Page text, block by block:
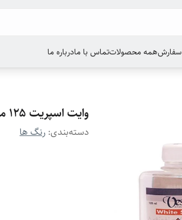
سفارشهمه محصولاتتماس با مادرباره ما
وایت اسپریت ۱۲۵ میل وستا
دسته‌بندی: رنگ ها